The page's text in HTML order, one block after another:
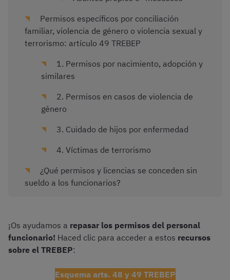
Permisos específicos por conciliación
familiar, violencia de género o violencia sexual y
terrorismo: artículo 49 TREBEP
1. Permisos por nacimiento, adopción y
similares
2. Permisos en casos de violencia de
género
3. Cuidado de hijos por enfermedad
4. Víctimas de terrorismo
¿Qué permisos y licencias se conceden sin
sueldo a los funcionarios?
¡Os ayudamos a repasar los permisos del personal
funcionario! Haced clic para acceder a estos recursos
sobre el TREBEP:
Esquema arts. 48 y 49 TREBEP